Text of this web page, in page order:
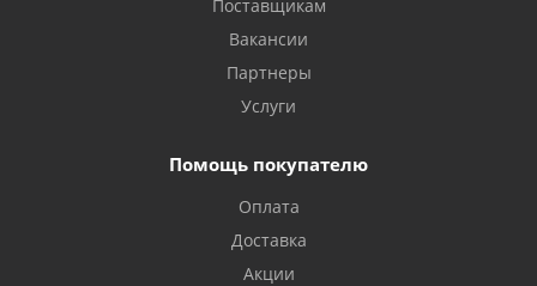
Поставщикам
Вакансии
Партнеры
Услуги
Помощь покупателю
Оплата
Доставка
Акции